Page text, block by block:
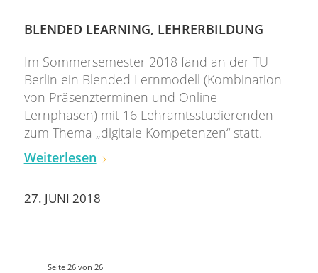
BLENDED LEARNING, LEHRERBILDUNG
Im Sommersemester 2018 fand an der TU
Berlin ein Blended Lernmodell (Kombination
von Präsenzterminen und Online-
Lernphasen) mit 16 Lehramtsstudierenden
zum Thema „digitale Kompetenzen“ statt.
Weiterlesen
27. JUNI 2018
Seite 26 von 26